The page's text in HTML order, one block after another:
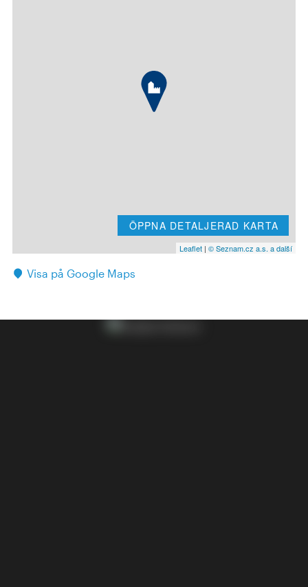
ÖPPNA DETALJERAD KARTA
Leaflet | © Seznam.cz a.s. a další
Visa på Google Maps